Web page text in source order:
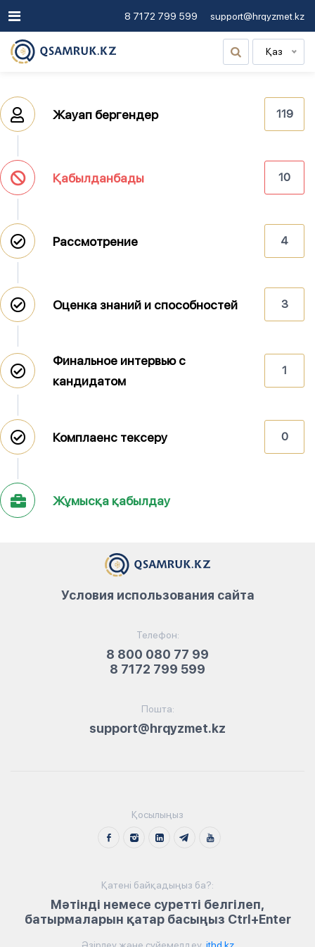
8 7172 799 599 support@hrqyzmet.kz
Қаз
Жауап бергендер 119
Қабылданбады 10
Рассмотрение 4
Оценка знаний и способностей 3
Финальное интервью с
кандидатом
1
Комплаенс тексеру 0
Жұмысқа қабылдау
Телефон:
8 800 080 77 99
8 7172 799 599
Пошта:
support@hrqyzmet.kz
Условия использования сайта
Қосылыңыз
Қатені байқадыңыз ба?:
Мәтінді немесе суретті белгілеп,
батырмаларын қатар басыңыз Ctrl+Enter